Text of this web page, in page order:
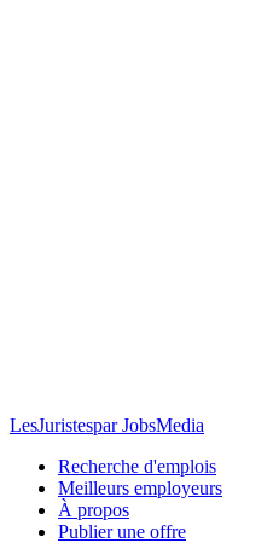
LesJuristespar JobsMedia
Recherche d'emplois
Meilleurs employeurs
À propos
Publier une offre